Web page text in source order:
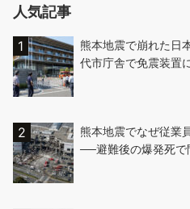
人気記事
熊本地震で崩れた日
代市庁舎で免震装置
熊本地震でなぜ従業
──避難後の爆発死で